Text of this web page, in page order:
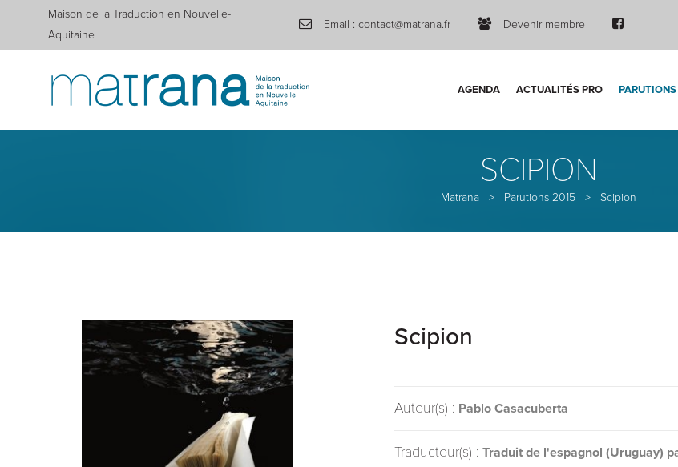
Maison de la Traduction en Nouvelle-
Aquitaine
Email : contact@matrana.fr Devenir membre
AGENDA ACTUALITÉS PRO PARUTIONS
SCIPION
Matrana > Parutions 2015 > Scipion
Scipion
Auteur(s) : Pablo Casacuberta
Traducteur(s) : Traduit de l'espagnol (Uruguay)